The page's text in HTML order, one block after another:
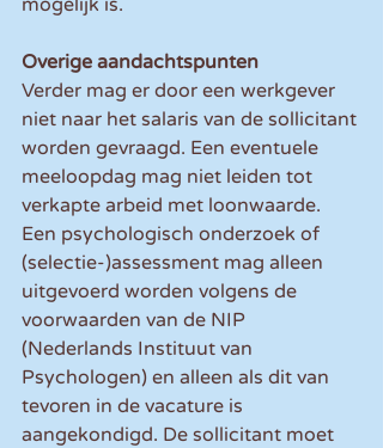
Overige aandachtspunten
Verder mag er door een werkgever
niet naar het salaris van de sollicitant
worden gevraagd. Een eventuele
meeloopdag mag niet leiden tot
verkapte arbeid met loonwaarde.
Een psychologisch onderzoek of
(selectie-)assessment mag alleen
uitgevoerd worden volgens de
voorwaarden van de NIP
(Nederlands Instituut van
Psychologen) en alleen als dit van
tevoren in de vacature is
aangekondigd. De sollicitant moet